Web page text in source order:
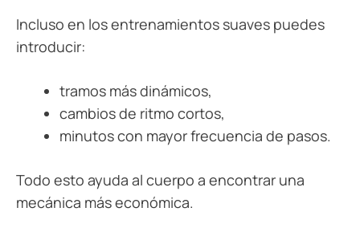
Incluso en los entrenamientos suaves puedes
introducir:
tramos más dinámicos,
cambios de ritmo cortos,
minutos con mayor frecuencia de pasos.
Todo esto ayuda al cuerpo a encontrar una
mecánica más económica.